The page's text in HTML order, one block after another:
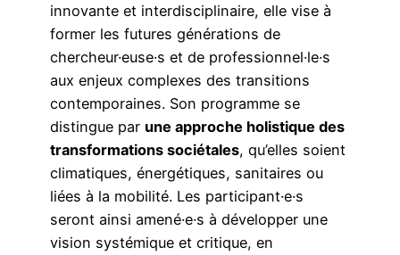
innovante et interdisciplinaire, elle vise à
former les futures générations de
chercheur·euse·s et de professionnel·le·s
aux enjeux complexes des transitions
contemporaines. Son programme se
distingue par une approche holistique des
transformations sociétales, qu’elles soient
climatiques, énergétiques, sanitaires ou
liées à la mobilité. Les participant·e·s
seront ainsi amené·e·s à développer une
vision systémique et critique, en